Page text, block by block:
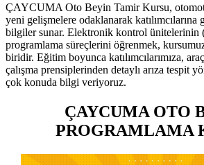
ÇAYCUMA Oto Beyin Tamir Kursu,
yeni gelişmelere odaklanarak katılımcılarına
bilgiler sunar. Elektronik kontrol ünitelerinin
programlama süreçlerini öğrenmek,
biridir. Eğitim boyunca katılımcılarımıza,
çalışma prensiplerinden detaylı arıza tespit
çok konuda bilgi veriyoruz.
ÇAYCUMA OTO
PROGRAMLAMA